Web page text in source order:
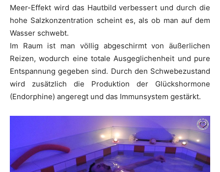
Meer-Effekt wird das Hautbild verbessert und durch die
hohe Salzkonzentration scheint es, als ob man auf dem
Wasser schwebt.
Im Raum ist man völlig abgeschirmt von äußerlichen
Reizen, wodurch eine totale Ausgeglichenheit und pure
Entspannung gegeben sind. Durch den Schwebezustand
wird zusätzlich die Produktion der Glückshormone
(Endorphine) angeregt und das Immunsystem gestärkt.